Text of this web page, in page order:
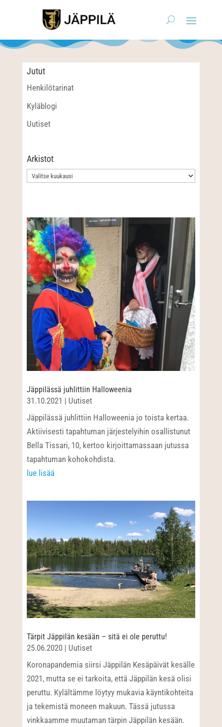
Jutut
Henkilötarinat
Kyläblogi
Uutiset
Arkistot
Arkistot
Jäppilässä juhlittiin Halloweenia
31.10.2021 | Uutiset
Jäppilässä juhlittiin Halloweenia jo toista kertaa.
Aktiivisesti tapahtuman järjestelyihin osallistunut
Bella Tissari, 10, kertoo kirjoittamassaan jutussa
tapahtuman kohokohdista.
lue lisää
Tärpit Jäppilän kesään – sitä ei ole peruttu!
25.06.2020| Uutiset
Koronapandemia siirsi Jäppilän Kesäpäivät kesälle
2021, mutta se ei tarkoita, että Jäppilän kesä olisi
peruttu. Kylältämme löytyy mukavia käyntikohteita
ja tekemistä moneen makuun. Tässä jutussa
vinkkaamme muutaman tärpin Jäppilän kesään.